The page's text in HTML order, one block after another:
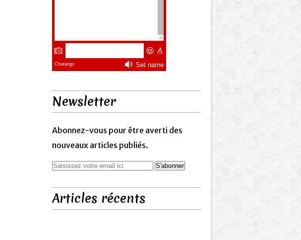
Newsletter
Abonnez-vous pour être averti des
nouveaux articles publiés.
Articles récents